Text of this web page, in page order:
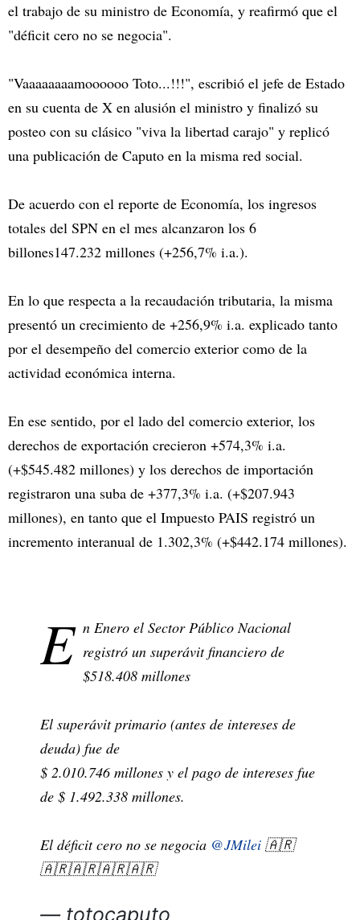
el trabajo de su ministro de Economía, y reafirmó que el
"déficit cero no se negocia".
"Vaaaaaaaamoooooo Toto...!!!", escribió el jefe de Estado
en su cuenta de X en alusión el ministro y finalizó su
posteo con su clásico "viva la libertad carajo" y replicó
una publicación de Caputo en la misma red social.
De acuerdo con el reporte de Economía, los ingresos
totales del SPN en el mes alcanzaron los 6
billones147.232 millones (+256,7% i.a.).
En lo que respecta a la recaudación tributaria, la misma
presentó un crecimiento de +256,9% i.a. explicado tanto
por el desempeño del comercio exterior como de la
actividad económica interna.
En ese sentido, por el lado del comercio exterior, los
derechos de exportación crecieron +574,3% i.a.
(+$545.482 millones) y los derechos de importación
registraron una suba de +377,3% i.a. (+$207.943
millones), en tanto que el Impuesto PAIS registró un
incremento interanual de 1.302,3% (+$442.174 millones).
E n Enero el Sector Público Nacional
registró un superávit financiero de
$518.408 millones
El superávit primario (antes de intereses de
deuda) fue de
$ 2.010.746 millones y el pago de intereses fue
de $ 1.492.338 millones.
El déficit cero no se negocia @JMilei 🇦🇷
🇦🇷🇦🇷🇦🇷🇦🇷
— totocaputo